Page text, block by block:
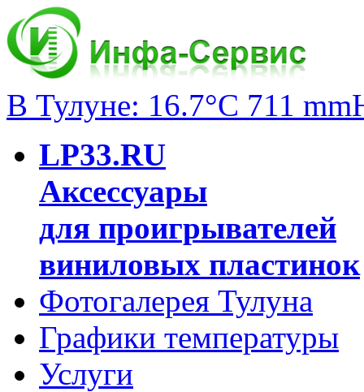
В Тулуне: 16.7°C 711
LP33.RU
Аксессуары
для проигрывателей
виниловых пластинок
Фотогалерея Тулуна
Графики температуры
Услуги